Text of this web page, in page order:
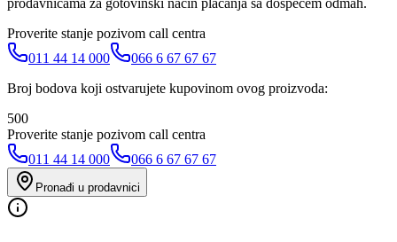
Proverite stanje pozivom call centra
011 44 14 000
066 6 67 67 67
Broj bodova koji ostvarujete kupovinom ovog proizvoda:
500
Proverite stanje pozivom call centra
011 44 14 000
066 6 67 67 67
Pronađi u prodavnici